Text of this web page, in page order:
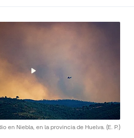
en Niebla, en la provincia de Huelva. (E. P.)